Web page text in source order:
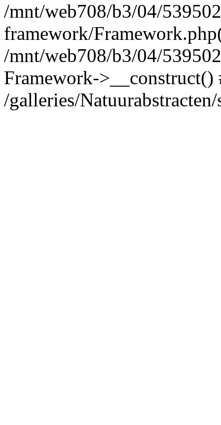
/mnt/web708/b3/04/
framework/
/mnt/web708/b3/04/
Framework-
/galleries/